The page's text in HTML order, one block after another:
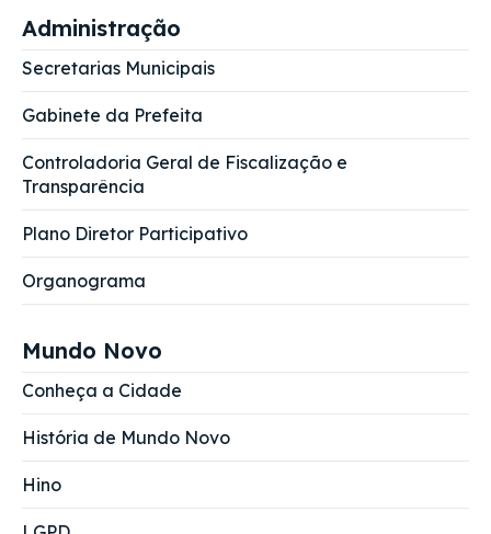
Administração
Secretarias Municipais
Gabinete da Prefeita
Controladoria Geral de Fiscalização e
Transparência
Plano Diretor Participativo
Organograma
Mundo Novo
Conheça a Cidade
História de Mundo Novo
Hino